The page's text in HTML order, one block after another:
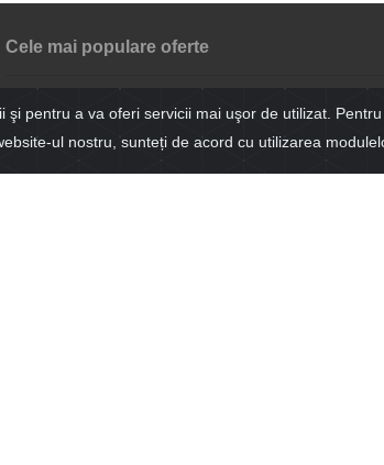
Cele mai populare oferte
INCHIRIEZ spatiu birou 2 camere , 60 mp,zona Dioda
INCHIRIEZ Hala industriala 1200 mp, zona Centrala
INCHIRIEZ Hala industriala 1200 mp, zona Centrala
pentru a va oferi servicii mai uşor de utilizat.
ul nostru, sunteți de acord cu utilizarea